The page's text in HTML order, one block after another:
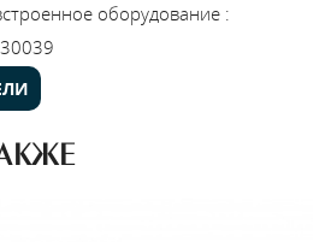
оборудование :